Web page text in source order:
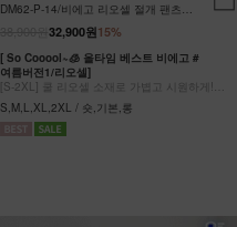
DM62-P-14/비에고 리오셀 절개 팬츠
15%
32,900원
[ So Cooool~🧊 올타임 베스트 비에고 #
여름버전1/리오셀]
[S-2XL] 쿨 리오셀 소재로 가볍고 시원하게!
사이드 절개 쿨링 데님팬츠
S,M,L,XL,2XL / 숏,기본,롱